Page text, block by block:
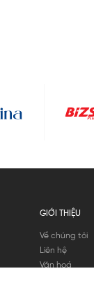
GIỚI THIỆU
Về chúng tôi
Liên hệ
Văn hoá